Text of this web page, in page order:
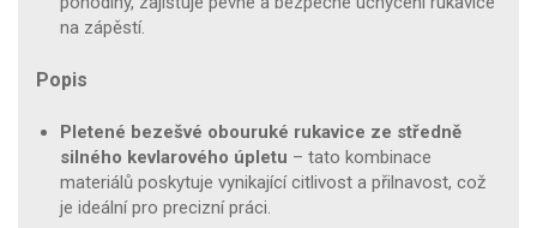
na zápěstí.
Popis
Pletené bezešvé obouruké rukavice ze středně
silného kevlarového úpletu – tato kombinace
materiálů poskytuje vynikající citlivost a přilnavost, což
je ideální pro precizní práci.